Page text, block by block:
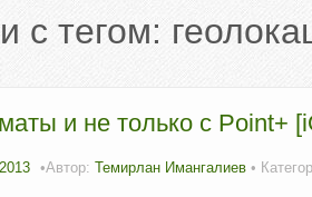
с тегом:
и не только с Point+
Автор: Темирлан Имангалиев •